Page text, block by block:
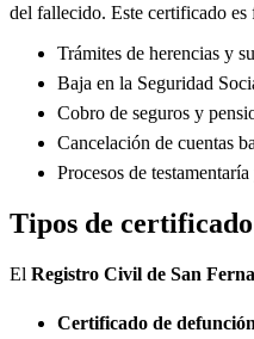
del fallecido. Este certificado es
Trámites de herencias y
Baja en la Seguridad
Cobro de seguros y
Cancelación de cuentas
Procesos de
Tipos de
El Registro Civil de San
Certificado de